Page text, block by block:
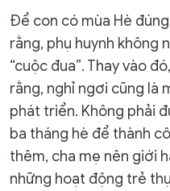
Để con có mùa Hè
rằng, phụ huynh không
“cuộc đua”. Thay vào
rằng, nghỉ ngơi cũng là
phát triển. Không phải
ba tháng hè để thành
thêm, cha mẹ nên giới
những hoạt động trẻ